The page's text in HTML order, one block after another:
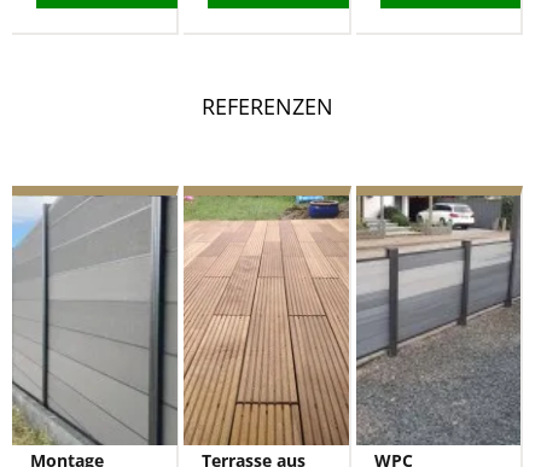
Montage
Terrasse aus
WPC
REFERENZEN